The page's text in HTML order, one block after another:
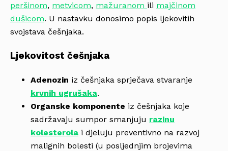
peršinom, metvicom, mažuranom ili majčinom
dušicom. U nastavku donosimo popis ljekovitih
svojstava češnjaka.
Ljekovitost češnjaka
Adenozin iz češnjaka sprječava stvaranje
krvnih ugrušaka.
Organske komponente iz češnjaka koje
sadržavaju sumpor smanjuju razinu
kolesterola i djeluju preventivno na razvoj
malignih bolesti (u posljednjim brojevima